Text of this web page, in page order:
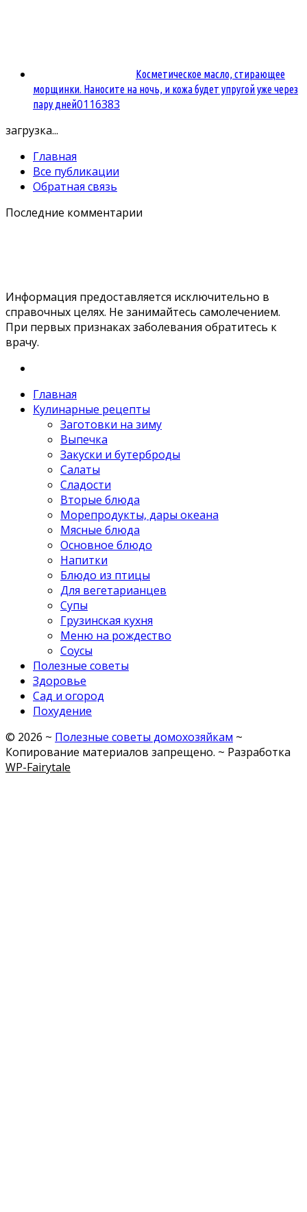
Косметическое масло, стирающее
морщинки. Наносите на ночь, и кожа будет упругой уже через
пару дней0116383
загрузка...
Главная
Все публикации
Обратная связь
Последние комментарии
Информация предоставляется исключительно в
справочных целях. Не занимайтесь самолечением.
При первых признаках заболевания обратитесь к
врачу.
Главная
Кулинарные рецепты
Заготовки на зиму
Выпечка
Закуски и бутерброды
Салаты
Сладости
Вторые блюда
Морепродукты, дары океана
Мясные блюда
Основное блюдо
Напитки
Блюдо из птицы
Для вегетарианцев
Супы
Грузинская кухня
Меню на рождество
Соусы
Полезные советы
Здоровье
Сад и огород
Похудение
© 2026 ~ Полезные советы домохозяйкам ~
Копирование материалов запрещено. ~ Разработка
WP-Fairytale